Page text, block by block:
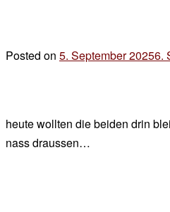
Posted on 5. September 20256.
heute wollten die beiden drin
nass draussen…